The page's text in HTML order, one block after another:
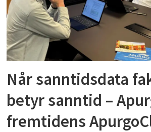
Når sanntidsdata
betyr sanntid –
fremtidens